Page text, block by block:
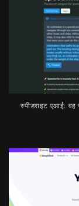
स्पीडराइट एआई: